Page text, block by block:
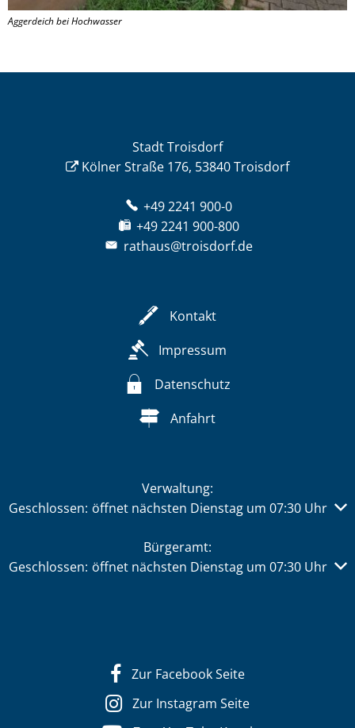
Aggerdeich bei Hochwasser
Stadt Troisdorf
Kölner Straße 176, 53840 Troisdorf
+49 2241 900-0
+49 2241 900-800
rathaus@troisdorf.de
Kontakt
Impressum
Datenschutz
Anfahrt
Verwaltung:
Klicken, um weitere Öffnungs- oder Schließzeiten
Geschlossen: öffnet nächsten Dienstag um 07:30 Uhr
Bürgeramt:
Klicken, um weitere Öffnungs- oder Schließzeiten
Geschlossen: öffnet nächsten Dienstag um 07:30 Uhr
Zur Facebook Seite
Zur Instagram Seite